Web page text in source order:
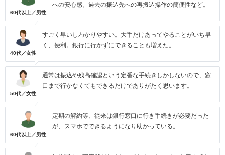
60代以上／男性
への安心感。過去の振込先への再振込操作の簡便性など。
40代／女性
すごく早いしわかりやすい。大手だけあってやることがいち早
く、便利。銀行に行かずにできることも増えた。
50代／女性
通常は振込や残高確認という定番な手続きしかしないので、窓
口まで行かなくてもできるだけでありがたく思います。
60代以上／男性
定期の解約等、従来は銀行窓口に行き手続きが必要だった
が、スマホでできるようになり助かっている。